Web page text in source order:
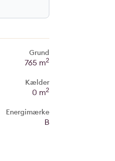
Grund
765 m2
Kælder
0 m2
Energimærke
B